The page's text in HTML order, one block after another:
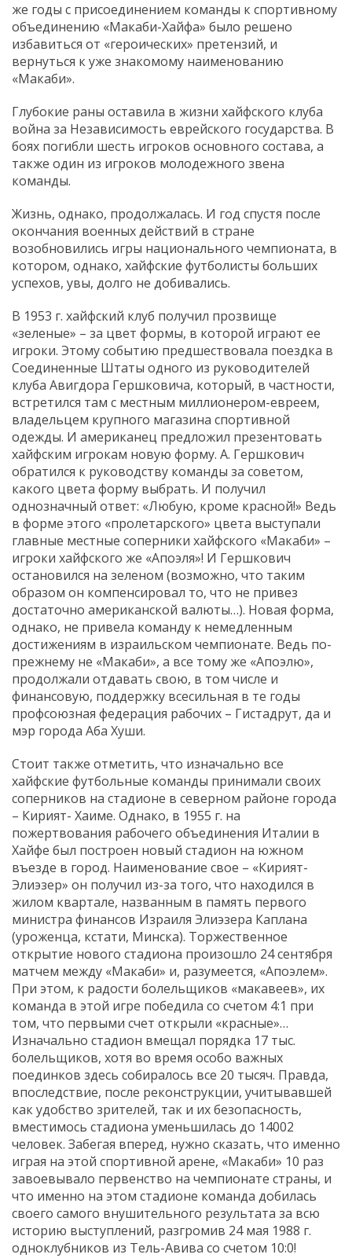
же годы с присоединением команды к спортивному
объединению «Макаби-Хайфа» было решено
избавиться от «героических» претензий, и
вернуться к уже знакомому наименованию
«Макаби».
Глубокие раны оставила в жизни хайфского клуба
война за Независимость еврейского государства. В
боях погибли шесть игроков основного состава, а
также один из игроков молодежного звена
команды.
Жизнь, однако, продолжалась. И год спустя после
окончания военных действий в стране
возобновились игры национального чемпионата, в
котором, однако, хайфские футболисты больших
успехов, увы, долго не добивались.
В 1953 г. хайфский клуб получил прозвище
«зеленые» – за цвет формы, в которой играют ее
игроки. Этому событию предшествовала поездка в
Соединенные Штаты одного из руководителей
клуба Авигдора Гершковича, который, в частности,
встретился там с местным миллионером-евреем,
владельцем крупного магазина спортивной
одежды. И американец предложил презентовать
хайфским игрокам новую форму. А. Гершкович
обратился к руководству команды за советом,
какого цвета форму выбрать. И получил
однозначный ответ: «Любую, кроме красной!» Ведь
в форме этого «пролетарского» цвета выступали
главные местные соперники хайфского «Макаби» –
игроки хайфского же «Апоэля»! И Гершкович
остановился на зеленом (возможно, что таким
образом он компенсировал то, что не привез
достаточно американской валюты…). Новая форма,
однако, не привела команду к немедленным
достижениям в израильском чемпионате. Ведь по-
прежнему не «Макаби», а все тому же «Апоэлю»,
продолжали отдавать свою, в том числе и
финансовую, поддержку всесильная в те годы
профсоюзная федерация рабочих – Гистадрут, да и
мэр города Аба Хуши.
Стоит также отметить, что изначально все
хайфские футбольные команды принимали своих
соперников на стадионе в северном районе города
– Кирият- Хаиме. Однако, в 1955 г. на
пожертвования рабочего объединения Италии в
Хайфе был построен новый стадион на южном
въезде в город. Наименование свое – «Кирият-
Элиэзер» он получил из-за того, что находился в
жилом квартале, названным в память первого
министра финансов Израиля Элиэзера Каплана
(уроженца, кстати, Минска). Торжественное
открытие нового стадиона произошло 24 сентября
матчем между «Макаби» и, разумеется, «Апоэлем».
При этом, к радости болельщиков «макавеев», их
команда в этой игре победила со счетом 4:1 при
том, что первыми счет открыли «красные»…
Изначально стадион вмещал порядка 17 тыс.
болельщиков, хотя во время особо важных
поединков здесь собиралось все 20 тысяч. Правда,
впоследствие, после реконструкции, учитывавшей
как удобство зрителей, так и их безопасность,
вместимось стадиона уменьшилась до 14002
человек. Забегая вперед, нужно сказать, что именно
играя на этой спортивной арене, «Макаби» 10 раз
завоевывало первенство на чемпионате страны, и
что именно на этом стадионе команда добилась
своего самого внушительного результата за всю
историю выступлений, разгромив 24 мая 1988 г.
одноклубников из Тель-Авива со счетом 10:0!